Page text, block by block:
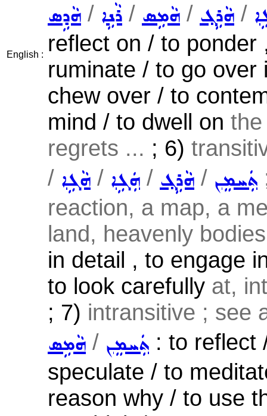
English :
ܗܵܕܹܣ / ܪܵܢܹܐ / ܗܵܡܹܣ / ܗܵܪܹܓ݂ /
reflect on / to
ruminate / to go
chew over / to
mind / to dwell on
regrets ... ; 6)
/ ܗܵܓܹܐ / ܗܲܓܹܐ / ܗܵܪܹܓ݂ / ܬܲܚܡܸܢ
reaction, a map, a
land, heavenly
in detail , to engage
to look carefully at,
; 7) intransitive ; see
ܗܵܡܹܣ / ܬܲܚܡܸܢ : to reflect
speculate / to
reason why / to use